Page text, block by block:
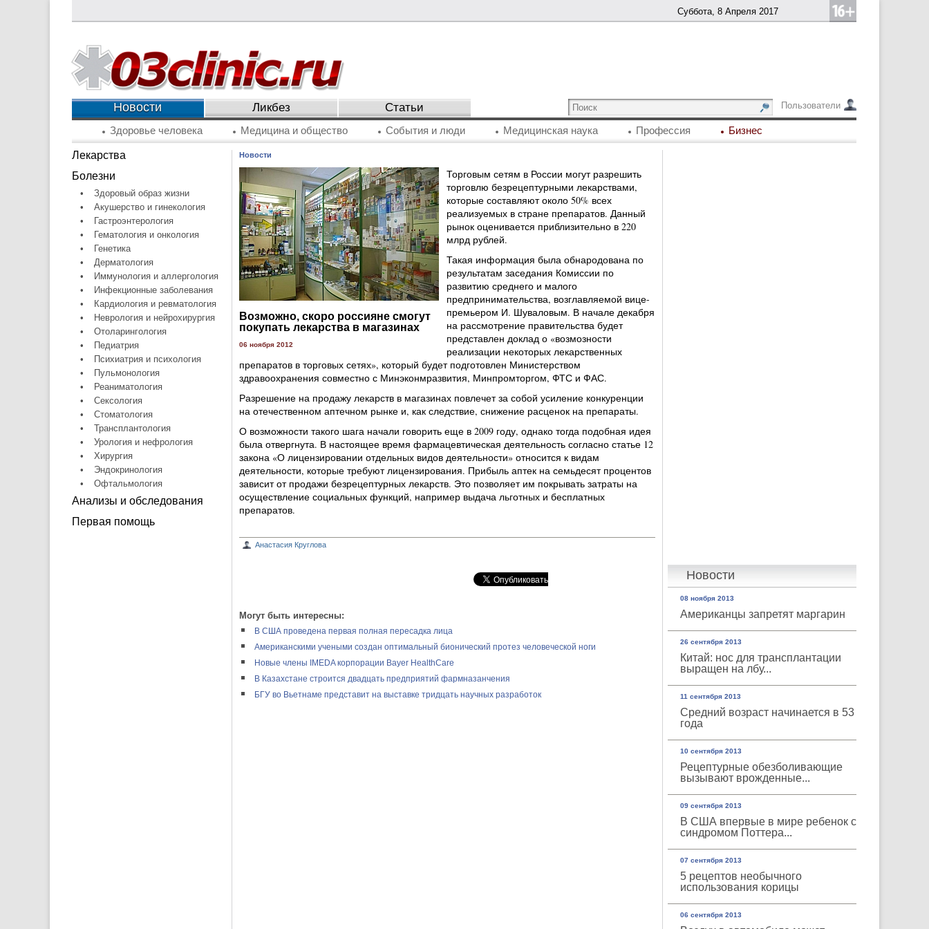
Суббота, 8 Апреля 2017
Пользователи
Новости Ликбез Статьи
Здоровье человека Медицина и общество События и люди Медицинская наука Профессия Бизнес
Лекарства
Болезни
•
Здоровый образ жизни
•
Акушерство и гинекология
•
Гастроэнтерология
•
Гематология и онкология
•
Генетика
•
Дерматология
•
Иммунология и аллергология
•
Инфекционные заболевания
•
Кардиология и ревматология
•
Неврология и нейрохирургия
•
Отоларингология
•
Педиатрия
•
Психиатрия и психология
•
Пульмонология
•
Реаниматология
•
Сексология
•
Стоматология
•
Трансплантология
•
Урология и нефрология
•
Хирургия
•
Эндокринология
•
Офтальмология
Анализы и обследования
Первая помощь
Новости
08 ноября 2013
Американцы запретят маргарин
26 сентября 2013
Китай: нос для трансплантации
выращен на лбу...
11 сентября 2013
Средний возраст начинается в 53
года
10 сентября 2013
Рецептурные обезболивающие
вызывают врожденные...
09 сентября 2013
В США впервые в мире ребенок с
синдромом Поттера...
07 сентября 2013
5 рецептов необычного
использования корицы
06 сентября 2013
Новости
Возможно, скоро россияне смогут
покупать лекарства в магазинах
06 ноября 2012
Торговым сетям в России могут разрешить
торговлю безрецептурными лекарствами,
которые составляют около 50% всех
реализуемых в стране препаратов. Данный
рынок оценивается приблизительно в 220
млрд рублей.
Такая информация была обнародована по
результатам заседания Комиссии по
развитию среднего и малого
предпринимательства, возглавляемой вице-
премьером И. Шуваловым. В начале декабря
на рассмотрение правительства будет
представлен доклад о «возмозности
реализации некоторых лекарственных
препаратов в торговых сетях», который будет подготовлен Министерством
здравоохранения совместно с Минэконмразвития, Минпромторгом, ФТС и ФАС.
Разрешение на продажу лекарств в магазинах повлечет за собой усиление конкуренции
на отечественном аптечном рынке и, как следствие, снижение расценок на препараты.
О возможности такого шага начали говорить еще в 2009 году, однако тогда подобная идея
была отвергнута. В настоящее время фармацевтическая деятельность согласно статье 12
закона «О лицензировании отдельных видов деятельности» относится к видам
деятельности, которые требуют лицензирования. Прибыль аптек на семьдесят процентов
зависит от продажи безрецептурных лекарств. Это позволяет им покрывать затраты на
осуществление социальных функций, например выдача льготных и бесплатных
препаратов.
Анастасия Круглова
Могут быть интересны:
В США проведена первая полная пересадка лица
Американскими учеными создан оптимальный бионический протез человеческой ноги
Новые члены IMEDA корпорации Bayer HealthCare
В Казахстане строится двадцать предприятий фармназанчения
БГУ во Вьетнаме представит на выставке тридцать научных разработок